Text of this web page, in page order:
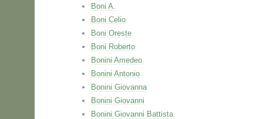
Boni A.
Boni Celio
Boni Oreste
Boni Roberto
Bonini Amedeo
Bonini Antonio
Bonini Giovanna
Bonini Giovanni
Bonini Giovanni Battista